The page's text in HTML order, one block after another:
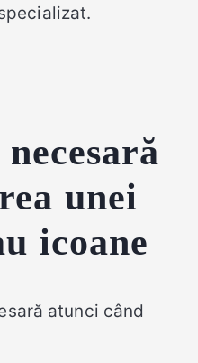
unei
icoane
atunci când